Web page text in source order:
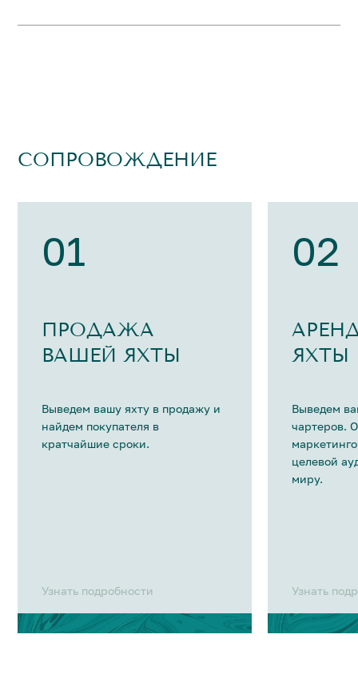
СОПРОВОЖДЕНИЕ
01
ПРОДАЖА
ВАШЕЙ ЯХТЫ
Выведем вашу яхту в продажу и
найдем покупателя в
кратчайшие сроки.
Узнать подробности
02
ЯХТЫ
Выведем
чартеров.
целевой
миру.
Узнать